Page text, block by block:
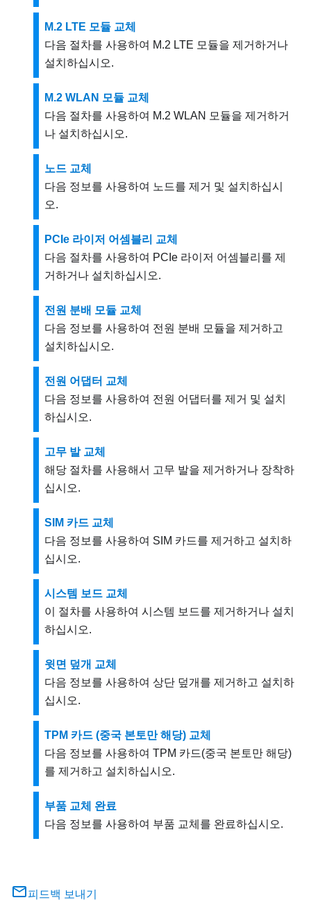
M.2 LTE 모듈 교체
다음 절차를 사용하여 M.2 LTE 모듈을 제거하거나
설치하십시오.
M.2 WLAN 모듈 교체
다음 절차를 사용하여 M.2 WLAN 모듈을 제거하거
나 설치하십시오.
노드 교체
다음 정보를 사용하여 노드를 제거 및 설치하십시
오.
PCIe 라이저 어셈블리 교체
다음 절차를 사용하여 PCIe 라이저 어셈블리를 제
거하거나 설치하십시오.
전원 분배 모듈 교체
다음 정보를 사용하여 전원 분배 모듈을 제거하고
설치하십시오.
전원 어댑터 교체
다음 정보를 사용하여 전원 어댑터를 제거 및 설치
하십시오.
고무 발 교체
해당 절차를 사용해서 고무 발을 제거하거나 장착하
십시오.
SIM 카드 교체
다음 정보를 사용하여 SIM 카드를 제거하고 설치하
십시오.
시스템 보드 교체
이 절차를 사용하여 시스템 보드를 제거하거나 설치
하십시오.
윗면 덮개 교체
다음 정보를 사용하여 상단 덮개를 제거하고 설치하
십시오.
TPM 카드 (중국 본토만 해당) 교체
다음 정보를 사용하여 TPM 카드(중국 본토만 해당)
를 제거하고 설치하십시오.
부품 교체 완료
다음 정보를 사용하여 부품 교체를 완료하십시오.
피드백 보내기